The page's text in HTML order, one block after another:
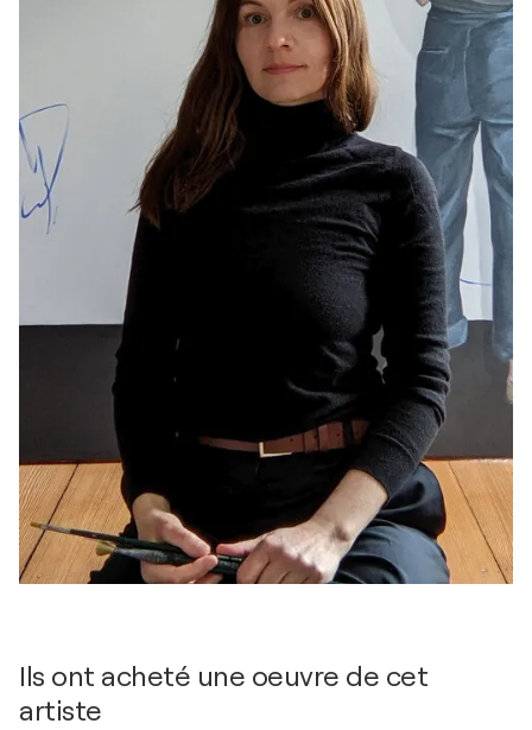
Ils ont acheté une oeuvre de cet
artiste